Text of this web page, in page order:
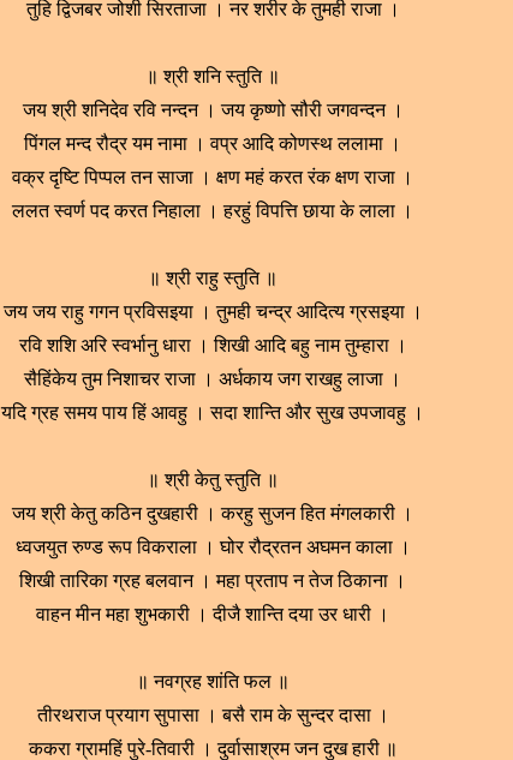
तुहि द्विजबर जोशी सिरताजा । नर शरीर के तुमही राजा ।
॥ श्री शनि स्तुति ॥
जय श्री शनिदेव रवि नन्दन । जय कृष्णो सौरी जगवन्दन ।
पिंगल मन्द रौद्र यम नामा । वप्र आदि कोणस्थ ललामा ।
वक्र दृष्टि पिप्पल तन साजा । क्षण महं करत रंक क्षण राजा ।
ललत स्वर्ण पद करत निहाला । हरहुं विपत्ति छाया के लाला ।
॥ श्री राहु स्तुति ॥
जय जय राहु गगन प्रविसइया । तुमही चन्द्र आदित्य ग्रसइया ।
रवि शशि अरि स्वर्भानु धारा । शिखी आदि बहु नाम तुम्हारा ।
सैहिंकेय तुम निशाचर राजा । अर्धकाय जग राखहु लाजा ।
यदि ग्रह समय पाय हिं आवहु । सदा शान्ति और सुख उपजावहु ।
॥ श्री केतु स्तुति ॥
जय श्री केतु कठिन दुखहारी । करहु सुजन हित मंगलकारी ।
ध्वजयुत रुण्ड रूप विकराला । घोर रौद्रतन अघमन काला ।
शिखी तारिका ग्रह बलवान । महा प्रताप न तेज ठिकाना ।
वाहन मीन महा शुभकारी । दीजै शान्ति दया उर धारी ।
॥ नवग्रह शांति फल ॥
तीरथराज प्रयाग सुपासा । बसै राम के सुन्दर दासा ।
ककरा ग्रामहिं पुरे-तिवारी । दुर्वासाश्रम जन दुख हारी ॥